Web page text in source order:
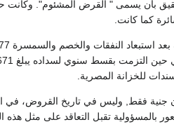
بأن يسمى " القرض المشئوم". وكانت
كما كانت.
للخزانة المصرية.
جنية فقط, وليس في تاريخ القروض، في
بالمسؤولية تقبل التعاقد على مثل هذه